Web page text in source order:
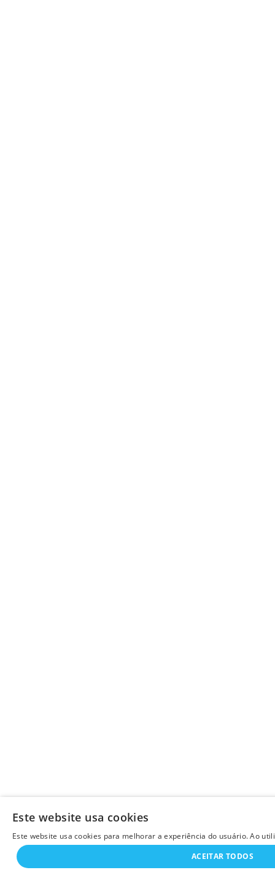
Este website usa cookies
Este website usa cookies para melhorar a experiência do usuário. Ao
ACEITAR TODOS